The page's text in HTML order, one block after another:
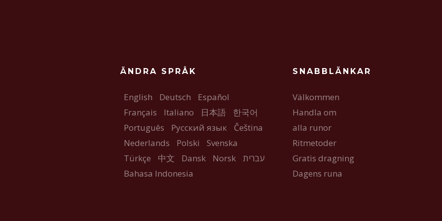
ÄNDRA SPRÅK
English Deutsch
Español
Français
Italiano 日本語
한국어
Português
Русский язык
Čeština
Nederlands
Polski
Svenska
Türkçe
中文 Dansk Norsk
עברית
Bahasa Indonesia
SNABBLÄNKAR
Välkommen
Handla om
alla runor
Ritmetoder
Gratis dragning
Dagens runa